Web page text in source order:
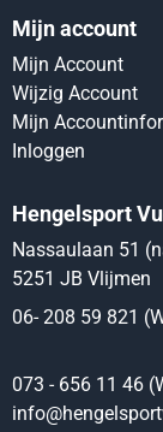
Mijn account
Mijn Account
Wijzig Account
Mijn
Inloggen
Hengelsport
Nassaulaan 51
5251 JB Vlijmen
06- 208 59 821
073 - 656 11 46